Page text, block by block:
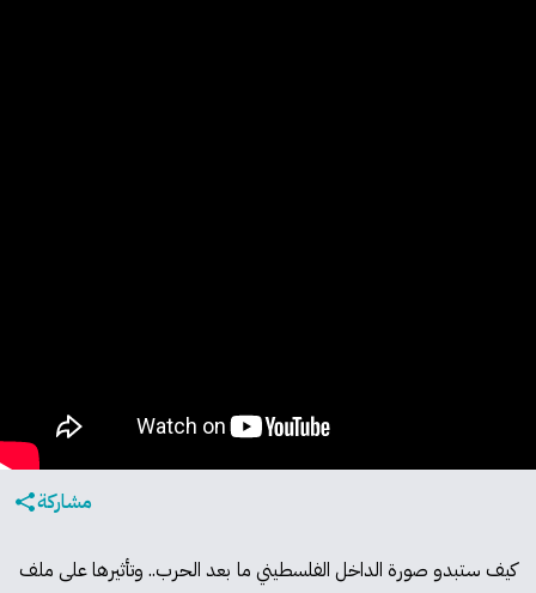
مشاركة
كيف ستبدو صورة الداخل الفلسطيني ما بعد الحرب.. وتأثيرها على ملف